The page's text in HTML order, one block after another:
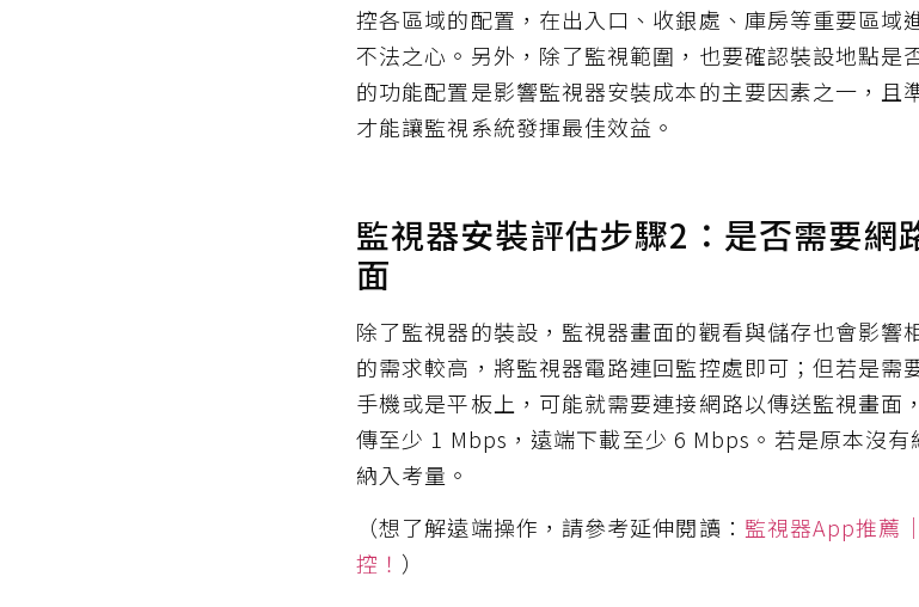
控各區域的配置，在出入口、收銀處、庫房等重要區域
不法之心。另外，除了監視範圍，也要確認裝設地點是
的功能配置是影響監視器安裝成本的主要因素之一，且
才能讓監視系統發揮最佳效益。
監視器安裝評估步驟2：是否需要網
面
除了監視器的裝設，監視器畫面的觀看與儲存也會影響
的需求較高，將監視器電路連回監控處即可；但若是需
手機或是平板上，可能就需要連接網路以傳送監視畫面
傳至少 1 Mbps，遠端下載至少 6 Mbps。若是原本沒
納入考量。
（想了解遠端操作，請參考延伸閱讀： 監視器App推薦
控！ ）